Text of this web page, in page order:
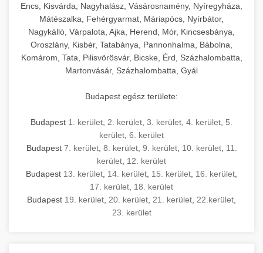
Encs, Kisvárda, Nagyhalász, Vásárosnamény, Nyíregyháza,
Mátészalka, Fehérgyarmat, Máriapócs, Nyírbátor,
Nagykálló, Várpalota, Ajka, Herend, Mór, Kincsesbánya,
Oroszlány, Kisbér, Tatabánya, Pannonhalma, Bábolna,
Komárom, Tata, Pilisvörösvár, Bicske, Érd, Százhalombatta,
Martonvásár, Százhalombatta, Gyál
Budapest egész területe:
Budapest 1. kerület 2. kerület 3. kerület 4. kerület 5.
kerület 6. kerület
Budapest 7. kerület, 8. kerület, 9. kerület, 10. kerület, 11.
kerület 12. kerület
Budapest 13. kerület 14. kerület 15. kerület 16. kerület
17. kerület 18. kerület
Budapest 19. kerület 20. kerület 21. kerület 22.kerület
23. kerület